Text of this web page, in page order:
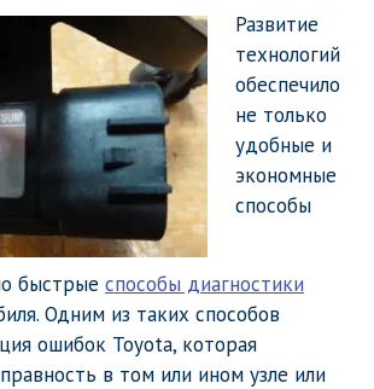
Развитие
технологий
обеспечило
не только
удобные и
экономные
способы
быстрые способы диагностики
Одним из таких способов
ошибок Toyota, которая
в том или ином узле или